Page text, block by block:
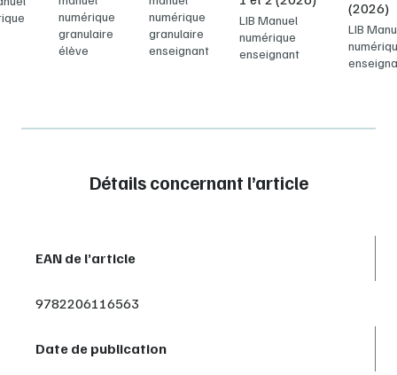
numérique
granulaire
élève
numérique
granulaire
enseignant
LIB Manuel
numérique
enseignant
(2026)
LIB
Détails concernant l’article
EAN de l’article
9782206116563
Date de publication